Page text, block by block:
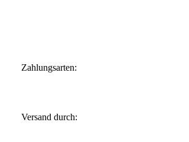
Zahlungsarten:
Versand durch: